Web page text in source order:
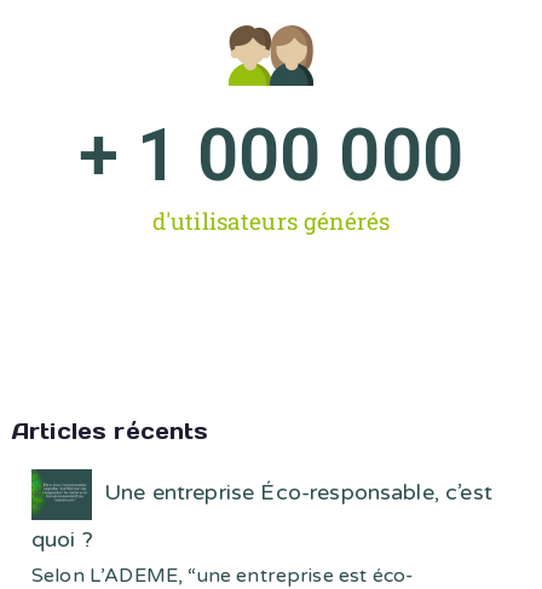
d'utilisateurs générés
+ 1 000 000
Articles récents
Une entreprise Éco-responsable, c’est
quoi ?
Selon L’ADEME, “une entreprise est éco-